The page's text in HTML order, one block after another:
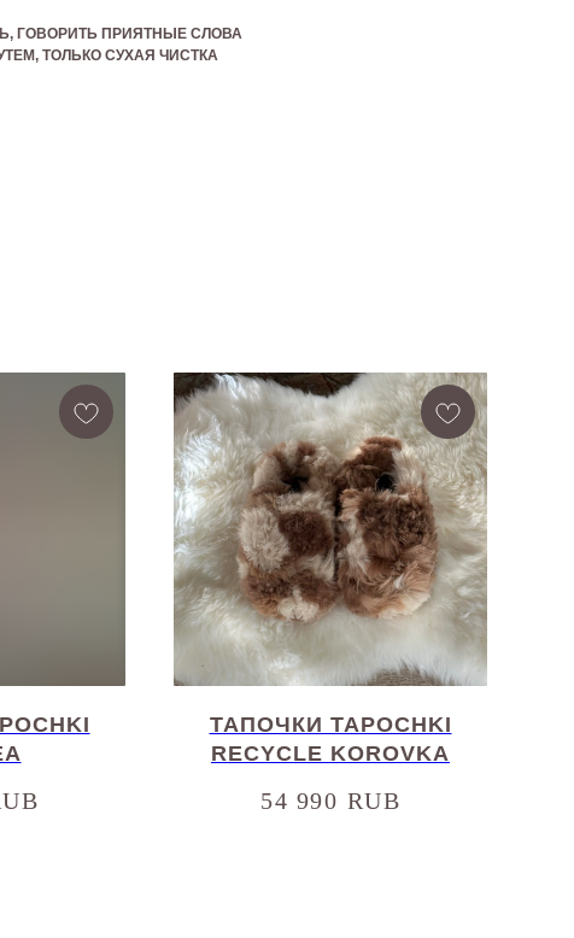
ГОВОРИТЬ ПРИЯТНЫЕ СЛОВА
ТОЛЬКО СУХАЯ ЧИСТКА
ТАПОЧКИ TAPOCHKI
RECYCLE KOROVKA
54 990 RUB